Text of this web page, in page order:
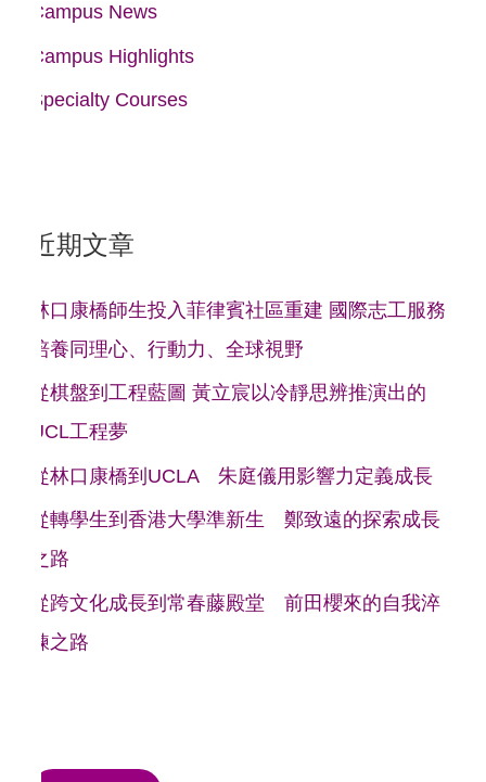
Campus News
Campus Highlights
Specialty Courses
近期文章
林口康橋師生投入菲律賓社區重建 國際志工服務
培養同理心、行動力、全球視野
從棋盤到工程藍圖 黃立宸以冷靜思辨推演出的
UCL工程夢
從林口康橋到UCLA 朱庭儀用影響力定義成長
從轉學生到香港大學準新生 鄭致遠的探索成長
之路
從跨文化成長到常春藤殿堂 前田櫻來的自我淬
鍊之路